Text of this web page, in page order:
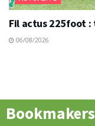
Fil actus 225foot :
06/08/2026
Bookmakers